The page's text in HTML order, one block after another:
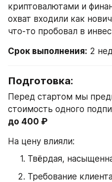
криптовалютами и
охват входили как
что-то пробовал в
Срок выполнения: 2
Подготовка:
Перед стартом мы
стоимость одного
до 400 ₽
На цену влияли:
Твёрдая,
Требование